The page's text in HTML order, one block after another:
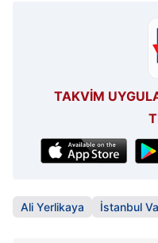
TAKVİM
Ali Yerlikaya İstanbul